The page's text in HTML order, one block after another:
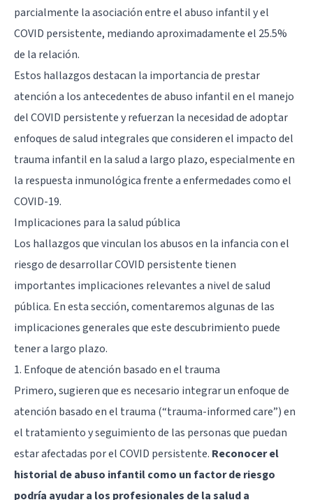
parcialmente la asociación entre el abuso infantil y el
COVID persistente, mediando aproximadamente el 25.5%
de la relación.
Estos hallazgos destacan la importancia de prestar
atención a los antecedentes de abuso infantil en el manejo
del COVID persistente y refuerzan la necesidad de adoptar
enfoques de salud integrales que consideren el impacto del
trauma infantil en la salud a largo plazo, especialmente en
la respuesta inmunológica frente a enfermedades como el
COVID-19.
Implicaciones para la salud pública
Los hallazgos que vinculan los abusos en la infancia con el
riesgo de desarrollar COVID persistente tienen
importantes implicaciones relevantes a nivel de salud
pública. En esta sección, comentaremos algunas de las
implicaciones generales que este descubrimiento puede
tener a largo plazo.
1. Enfoque de atención basado en el trauma
Primero, sugieren que es necesario integrar un enfoque de
atención basado en el trauma (“trauma-informed care”) en
el tratamiento y seguimiento de las personas que puedan
estar afectadas por el COVID persistente. Reconocer el
historial de abuso infantil como un factor de riesgo
podría ayudar a los profesionales de la salud a